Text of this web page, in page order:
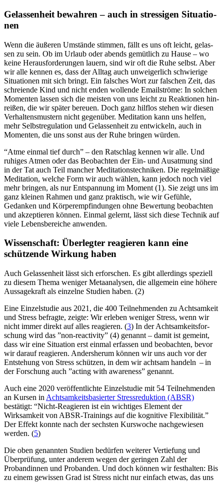
Gelas­sen­heit bewah­ren – auch in stres­si­gen Situa­tio­
nen
Wenn die äuße­ren Umstände stim­men, fällt es uns oft leicht, gelas­
sen zu sein. Ob im Urlaub oder abends gemüt­lich zu Hause – wo
keine Her­aus­for­de­run­gen lauern, sind wir oft die Ruhe selbst. Aber
wir alle kennen es, dass der Alltag auch unweigerlich schwierige
Situationen mit sich bringt. Ein falsches Wort zur falschen Zeit, das
schreiende Kind und nicht enden wollende Emailströme: In sol­chen
Momen­ten lassen sich die meisten von uns leicht zu Reak­tio­nen hin­
rei­ßen, die wir später bereuen. Doch ganz hilf­los stehen wir diesen
Verhaltensmustern nicht gegen­über. Medi­ta­tion kann uns helfen,
mehr Selbstregulation und Gelas­sen­heit zu ent­wi­ckeln, auch in
Momen­ten, die uns sonst aus der Ruhe brin­gen würden.
“Atme einmal tief durch” – den Ratschlag kennen wir alle. Und
ruhiges Atmen oder das Beobachten der Ein- und Ausatmung sind
in der Tat auch Teil mancher Meditationstechniken. Die regelmäßige
Meditation, welche Form wir auch wählen, kann jedoch noch viel
mehr bringen, als nur Entspannung im Moment (1). Sie zeigt uns im
ganz kleinen Rahmen und ganz praktisch, wie wir Gefühle,
Gedanken und Körperempfindungen ohne Bewertung beobachten
und akzeptieren können. Einmal gelernt, lässt sich diese Technik auf
viele Lebensbereiche anwenden.
Wissenschaft: Über­leg­ter reagie­ren kann eine
schützende Wirkung haben
Auch Gelassenheit lässt sich erforschen. Es gibt allerdings speziell
zu diesem Thema weniger Metaanalysen, die allgemein eine höhere
Aussagekraft als einzelne Studien haben. (2)
Eine Einzelstudie aus 2021, die 400 Teilnehmenden zu Achtsamkeit
und Stress befragte, zeigte: Wir erleben weniger Stress, wenn wir
nicht immer direkt auf alles reagieren. (3) In der Acht­sam­keits­for­
schung wird das ”non-reac­tivity” (4) genannt – damit ist gemeint,
dass wir eine Situa­tion erst einmal erfas­sen und beob­ach­ten, bevor
wir darauf reagie­ren. Andersherum können wir uns auch vor der
Entstehung von Stress schützen, in dem wir achtsam handeln – in
der For­schung auch ”acting with awa­ren­ess” genannt.
Auch eine 2020 veröffentlichte Einzelstudie mit 54 Teilnehmenden
an Kursen in Achtsamkeitsbasierter Stressreduktion (ABSR)
bestätigt: “Nicht-Reagieren ist ein wichtiges Element der
Wirksamkeit von ABSR-Trainings auf die kognitive Flexibilität.”
Der Effekt konnte nach der sechsten Kurswoche nachgewiesen
werden. (5)
Die oben genannten Studien bedürfen weiterer Vertiefung und
Überprüfung, unter anderem wegen der geringen Zahl der
Probandinnen und Probanden. Und doch können wir festhalten: Bis
zu einem gewissen Grad ist Stress nicht nur einfach etwas, das uns